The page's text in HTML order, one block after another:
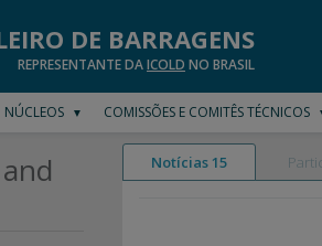
DE BARRAGENS
REPRESENTANTE DAICOLD NO BRASIL
NÚCLEOS ▼ COMISSÕES E COMITÊS TÉCNICOS
Notícias 15